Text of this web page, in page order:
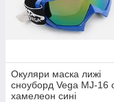
Окуляри маска лижі
сноуборд Vega MJ-16
хамелеон сині